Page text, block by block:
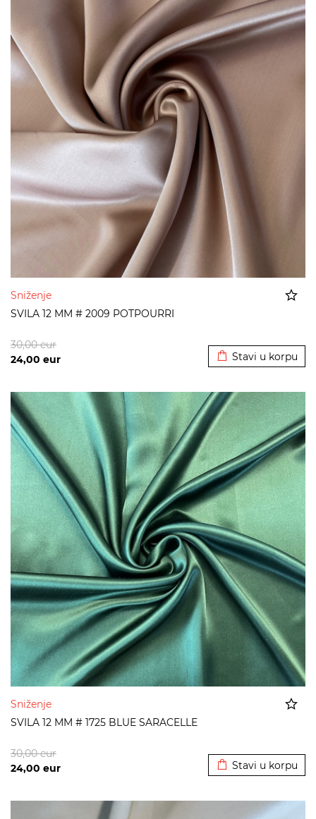
Sniženje
SVILA 12 MM # 2009 POTPOURRI
24,00 eur
30,00eur
Stavi u korpu
Sniženje
SVILA 12 MM # 1725 BLUE SARACELLE
24,00 eur
30,00eur
Stavi u korpu